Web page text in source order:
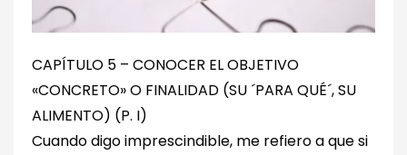
CAPÍTULO 5 – CONOCER EL OBJETIVO
«CONCRETO» O FINALIDAD (SU ´PARA QUÉ´, SU
ALIMENTO) (P. I)
Cuando digo imprescindible, me refiero a que si